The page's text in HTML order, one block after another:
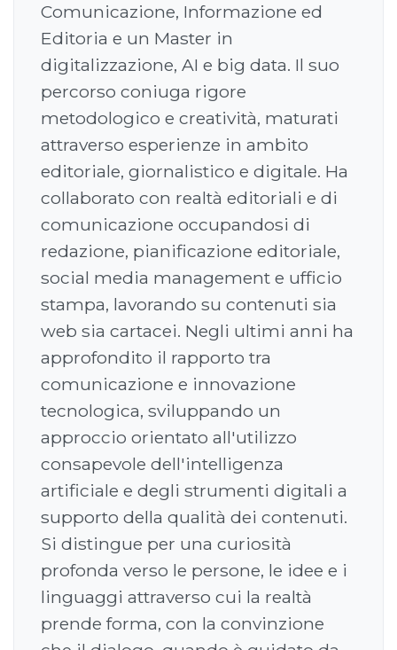
Comunicazione, Informazione ed
Editoria e un Master in
digitalizzazione, AI e big data. Il suo
percorso coniuga rigore
metodologico e creatività, maturati
attraverso esperienze in ambito
editoriale, giornalistico e digitale. Ha
collaborato con realtà editoriali e di
comunicazione occupandosi di
redazione, pianificazione editoriale,
social media management e ufficio
stampa, lavorando su contenuti sia
web sia cartacei. Negli ultimi anni ha
approfondito il rapporto tra
comunicazione e innovazione
tecnologica, sviluppando un
approccio orientato all'utilizzo
consapevole dell'intelligenza
artificiale e degli strumenti digitali a
supporto della qualità dei contenuti.
Si distingue per una curiosità
profonda verso le persone, le idee e i
linguaggi attraverso cui la realtà
prende forma, con la convinzione